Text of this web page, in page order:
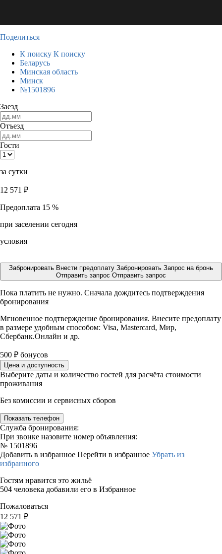
Поделиться
К поиску К поиску
Беларусь
Минская область
Минск
№1501896
Заезд
Отъезд
Гости
за сутки
12 571 ₽
Предоплата 15 %
при заселении сегодня
условия
Забронировать Внести предоплату Забронировать Запрос на бронь
Отправить запрос Отправить запрос
Пока платить не нужно. Сначала дождитесь подтверждения
бронирования
Мгновенное подтверждение бронирования. Внесите предоплату
в размере удобным способом: Visa, Mastercard, Мир,
Сбербанк.Онлайн и др.
500 ₽ бонусов
Цена и доступность
Выберите даты и количество гостей для расчёта стоимости
проживания
Без комиссии и сервисных сборов
Показать телефон
Служба бронирования:
При звонке назовите номер объявления:
№ 1501896
Добавить в избранное Перейти в избранное Убрать из
избранного
Гостям нравится это жильё
504 человека добавили его в Избранное
Пожаловаться
12 571 ₽